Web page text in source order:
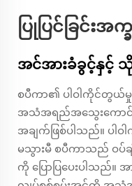
ပြုပြင်ခြင်းအက္
အင်အားခံခွင့်နှင့်
စပီကာ၏ ပါဝါကိုင်တွယ်မှု
အသံအရည်အသွေးကောင်
အချက်ဖြစ်ပါသည်။ ပ
မသွားမီ စပီကာသည် ဝ
ကို ပြောပြပေးပါသည်။